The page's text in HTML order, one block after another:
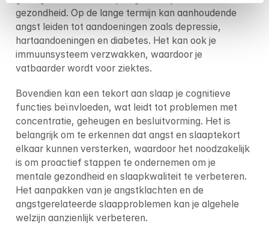
gezondheid. Op de lange termijn kan aanhoudende
angst leiden tot aandoeningen zoals depressie,
hartaandoeningen en diabetes. Het kan ook je
immuunsysteem verzwakken, waardoor je
vatbaarder wordt voor ziektes.
Bovendien kan een tekort aan slaap je cognitieve
functies beïnvloeden, wat leidt tot problemen met
concentratie, geheugen en besluitvorming. Het is
belangrijk om te erkennen dat angst en slaaptekort
elkaar kunnen versterken, waardoor het noodzakelijk
is om proactief stappen te ondernemen om je
mentale gezondheid en slaapkwaliteit te verbeteren.
Het aanpakken van je angstklachten en de
angstgerelateerde slaapproblemen kan je algehele
welzijn aanzienlijk verbeteren.